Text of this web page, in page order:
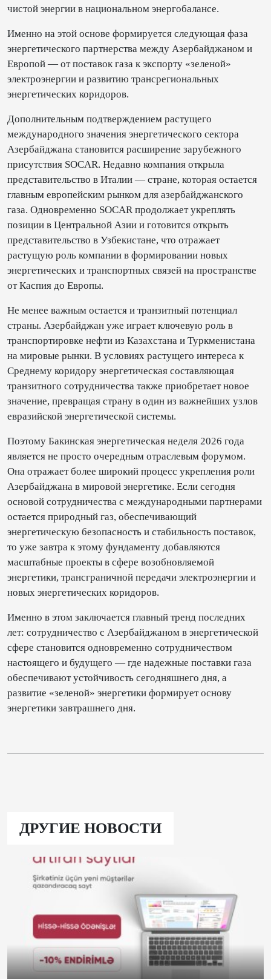
чистой энергии в национальном энергобалансе.
Именно на этой основе формируется следующая фаза
энергетического партнерства между Азербайджаном и
Европой — от поставок газа к экспорту «зеленой»
электроэнергии и развитию трансрегиональных
энергетических коридоров.
Дополнительным подтверждением растущего
международного значения энергетического сектора
Азербайджана становится расширение зарубежного
присутствия SOCAR. Недавно компания открыла
представительство в Италии — стране, которая остается
главным европейским рынком для азербайджанского
газа. Одновременно SOCAR продолжает укреплять
позиции в Центральной Азии и готовится открыть
представительство в Узбекистане, что отражает
растущую роль компании в формировании новых
энергетических и транспортных связей на пространстве
от Каспия до Европы.
Не менее важным остается и транзитный потенциал
страны. Азербайджан уже играет ключевую роль в
транспортировке нефти из Казахстана и Туркменистана
на мировые рынки. В условиях растущего интереса к
Среднему коридору энергетическая составляющая
транзитного сотрудничества также приобретает новое
значение, превращая страну в один из важнейших узлов
евразийской энергетической системы.
Поэтому Бакинская энергетическая неделя 2026 года
является не просто очередным отраслевым форумом.
Она отражает более широкий процесс укрепления роли
Азербайджана в мировой энергетике. Если сегодня
основой сотрудничества с международными партнерами
остается природный газ, обеспечивающий
энергетическую безопасность и стабильность поставок,
то уже завтра к этому фундаменту добавляются
масштабные проекты в сфере возобновляемой
энергетики, трансграничной передачи электроэнергии и
новых энергетических коридоров.
Именно в этом заключается главный тренд последних
лет: сотрудничество с Азербайджаном в энергетической
сфере становится одновременно сотрудничеством
настоящего и будущего — где надежные поставки газа
обеспечивают устойчивость сегодняшнего дня, а
развитие «зеленой» энергетики формирует основу
энергетики завтрашнего дня.
ДРУГИЕ НОВОСТИ